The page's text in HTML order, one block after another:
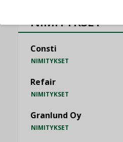
NIMITYKSET
Consti
NIMITYKSET
Refair
NIMITYKSET
Granlund Oy
NIMITYKSET